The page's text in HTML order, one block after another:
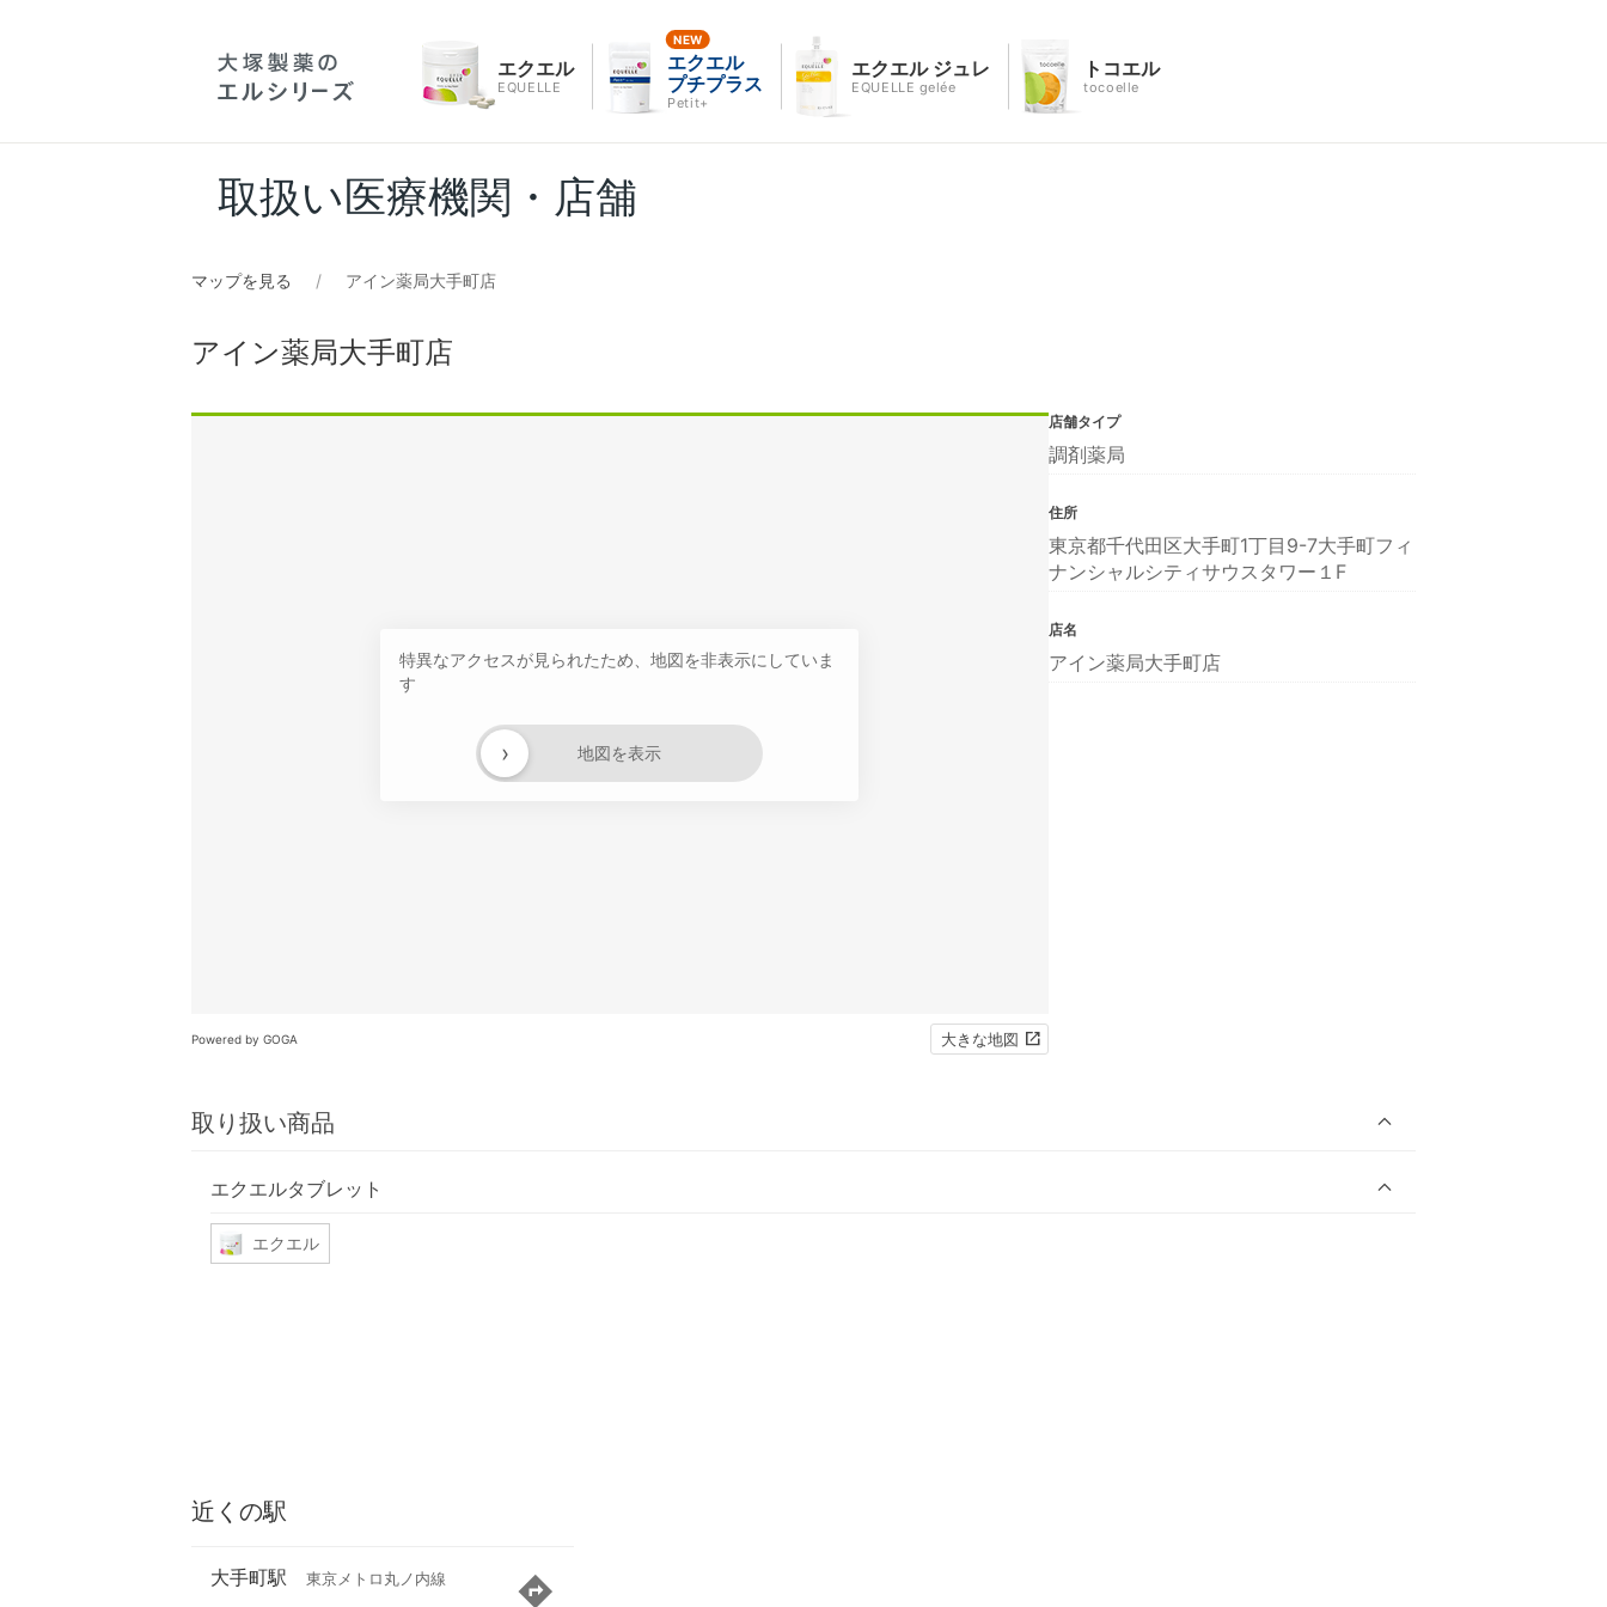
エクエル
EQUELLE
エクエル
プチプラス
Petit+
エクエル ジュレ
EQUELLE gelée
トコエル
tocoelle
取扱い医療機関・店舗
マップを見る アイン薬局大手町店
アイン薬局大手町店
特異なアクセスが見られたため、地図を非表示にしていま
す
地図を表示
›
Powered by GOGA 大きな地図
取り扱い商品
エクエルタブレット
エクエル
店舗タイプ
調剤薬局
住所
東京都千代田区大手町1丁目9-7大手町フィ
ナンシャルシティサウスタワー１F
店名
アイン薬局大手町店
近くの駅
大手町駅 東京メトロ丸ノ内線